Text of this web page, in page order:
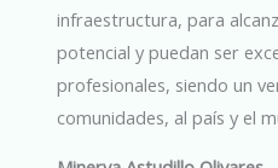
infraestructura, para
potencial y puedan ser
profesionales, siendo un
comunidades, al país y el